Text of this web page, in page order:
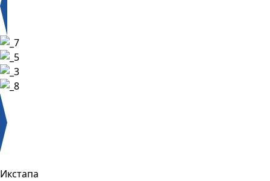
Икстапа